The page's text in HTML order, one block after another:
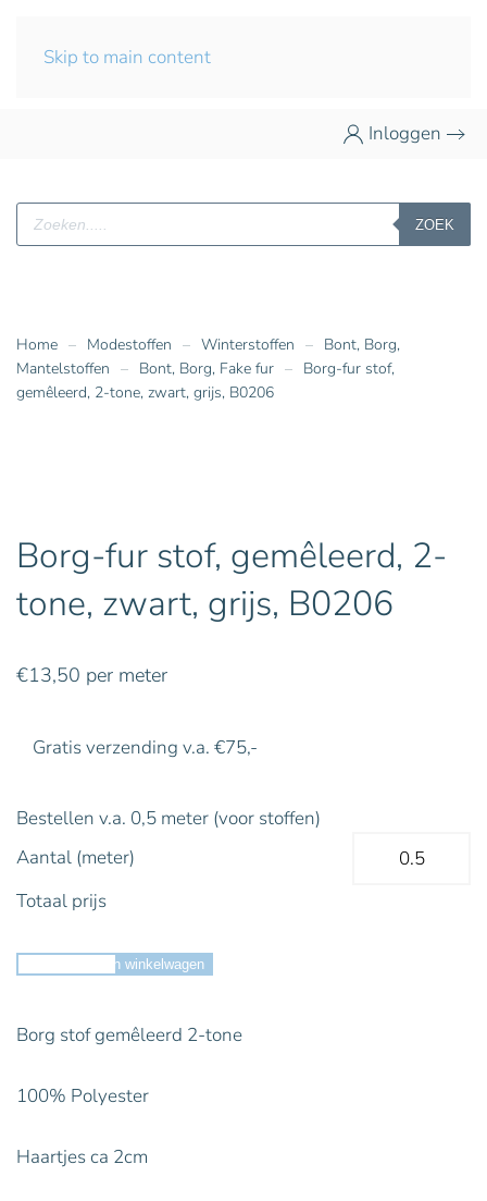
Skip to main content
Inloggen
Producten
zoeken
ZOEK
Home Modestoffen Winterstoffen
Bont, Borg,
Mantelstoffen
Bont, Borg, Fake fur
Borg-fur stof,
gemêleerd, 2-tone, zwart, grijs, B0206
Borg-fur stof, gemêleerd, 2-
tone, zwart, grijs, B0206
€13,50 per meter
Gratis verzending v.a. €75,-
Bestellen v.a. 0,5 meter (voor stoffen)
Aantal (meter)
Totaal prijs
Toevoegen aan winkelwagen
Borg stof gemêleerd 2-tone
100% Polyester
Haartjes ca 2cm